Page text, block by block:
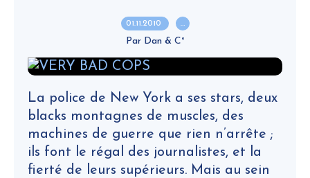
01.11.2010 …
Par Dan & C°
La police de New York a ses stars, deux
blacks montagnes de muscles, des
machines de guerre que rien n’arrête ;
ils font le régal des journalistes, et la
fierté de leurs supérieurs. Mais au sein